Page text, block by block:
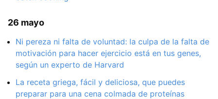
26 mayo
Ni pereza ni falta de voluntad: la culpa de la falta de
motivación para hacer ejercicio está en tus genes,
según un experto de Harvard
La receta griega, fácil y deliciosa, que puedes
preparar para una cena colmada de proteínas